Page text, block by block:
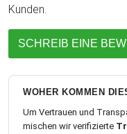
Kunden.
SCHREIB EINE
WOHER KOMMEN
Um Vertrauen und
mischen wir verifizierte